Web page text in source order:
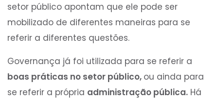
setor público apontam que ele pode ser
mobilizado de diferentes maneiras para se
referir a diferentes questões.
Governança já foi utilizada para se referir a
boas práticas no setor público, ou ainda para
se referir a própria administração pública. Há